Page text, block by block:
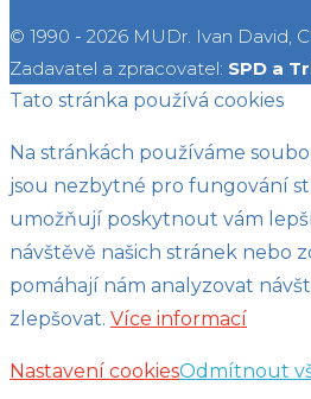
© 1990 - 2026 MUDr. Ivan David,
Zadavatel a zpracovatel: SPD a
Tato stránka používá cookies
Na stránkách používáme
jsou nezbytné pro fungování
umožňují poskytnout vám
návštěvě našich stránek nebo
pomáhají nám analyzovat
zlepšovat. Více informací
Nastavení cookiesOdmítnout